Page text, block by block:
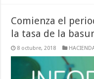
Comienza el
la tasa de la
8 octubre, 2018